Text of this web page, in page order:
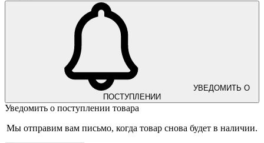
УВЕДОМИТЬ О
ПОСТУПЛЕНИИ
Уведомить о поступлении товара
Мы отправим вам письмо, когда товар снова будет в наличии.